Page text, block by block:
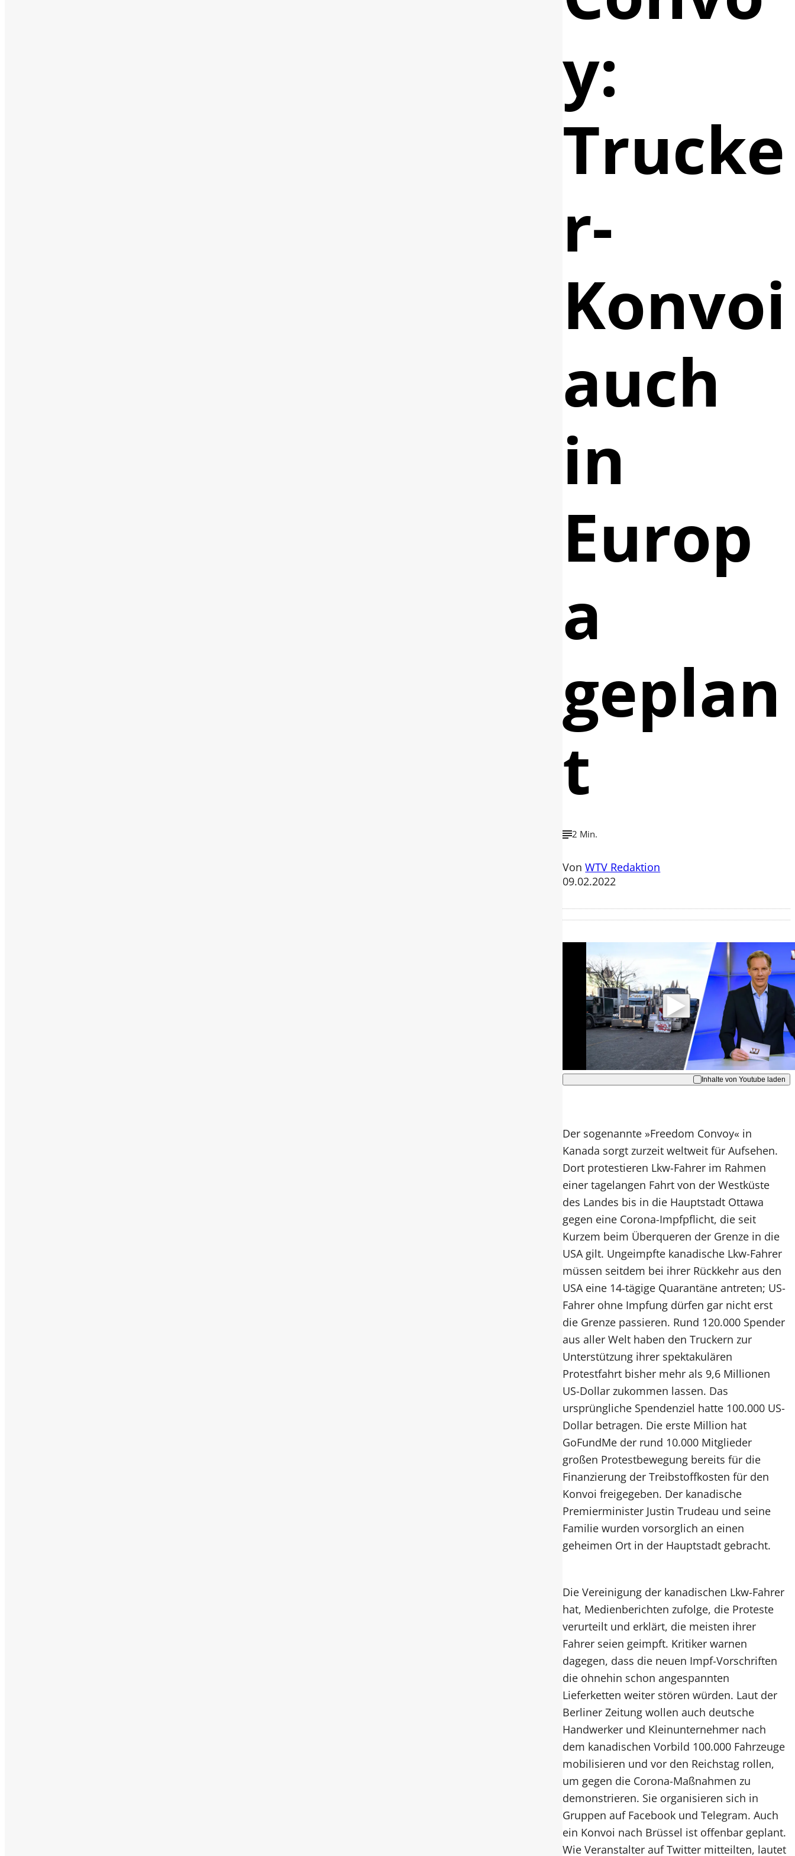
y:
Trucke
r-
Konvoi
auch
in
Europ
a
geplan
t
2 Min.
VonWTV Redaktion
09.02.2022
Mit der Wiedergabe dieses Videos
werden Daten an Youtube übertragen.
Hinweise dazu erhalten Sie in der
Datenschutzerklärung.
Akzeptieren
Inhalte von Youtube laden
Der sogenannte »Freedom Convoy« in
Kanada sorgt zurzeit weltweit für Aufsehen.
Dort protestieren Lkw-Fahrer im Rahmen
einer tagelangen Fahrt von der Westküste
des Landes bis in die Hauptstadt Ottawa
gegen eine Corona-Impfpflicht, die seit
Kurzem beim Überqueren der Grenze in die
USA gilt. Ungeimpfte kanadische Lkw-Fahrer
müssen seitdem bei ihrer Rückkehr aus den
USA eine 14-tägige Quarantäne antreten; US-
Fahrer ohne Impfung dürfen gar nicht erst
die Grenze passieren. Rund 120.000 Spender
aus aller Welt haben den Truckern zur
Unterstützung ihrer spektakulären
Protestfahrt bisher mehr als 9,6 Millionen
US-Dollar zukommen lassen. Das
ursprüngliche Spendenziel hatte 100.000 US-
Dollar betragen. Die erste Million hat
GoFundMe der rund 10.000 Mitglieder
großen Protestbewegung bereits für die
Finanzierung der Treibstoffkosten für den
Konvoi freigegeben. Der kanadische
Premierminister Justin Trudeau und seine
Familie wurden vorsorglich an einen
geheimen Ort in der Hauptstadt gebracht.
Die Vereinigung der kanadischen Lkw-Fahrer
hat, Medienberichten zufolge, die Proteste
verurteilt und erklärt, die meisten ihrer
Fahrer seien geimpft. Kritiker warnen
dagegen, dass die neuen Impf-Vorschriften
die ohnehin schon angespannten
Lieferketten weiter stören würden. Laut der
Berliner Zeitung wollen auch deutsche
Handwerker und Kleinunternehmer nach
dem kanadischen Vorbild 100.000 Fahrzeuge
mobilisieren und vor den Reichstag rollen,
um gegen die Corona-Maßnahmen zu
demonstrieren. Sie organisieren sich in
Gruppen auf Facebook und Telegram. Auch
ein Konvoi nach Brüssel ist offenbar geplant.
Wie Veranstalter auf Twitter mitteilten, lautet